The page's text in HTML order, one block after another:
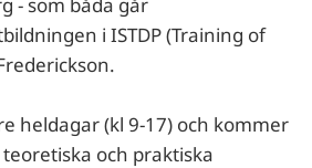
i ISTDP (Training of
heldagar (kl 9-17) och kommer
och praktiska